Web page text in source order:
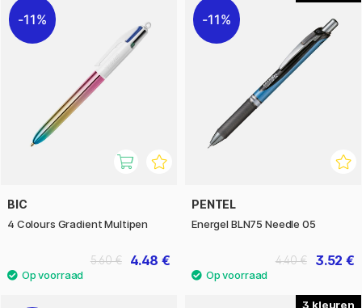
11%
BIC
4 Colours Gradient Multipen
4.48 €
5.60 €
11%
PENTEL
Energel BLN75 Needle 05
3.52 €
4.40 €
3